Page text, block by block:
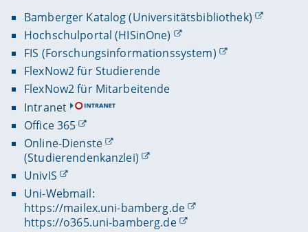
Bamberger Katalog (Universitätsbibliothek)
Hochschulportal (HISinOne)
FIS (Forschungsinformationssystem)
FlexNow2 für Studierende
FlexNow2 für Mitarbeitende
Intranet
Office 365
Online-Dienste
(Studierendenkanzlei)
UnivIS
Uni-Webmail:
https://mailex.uni-bamberg.de
https://o365.uni-bamberg.de